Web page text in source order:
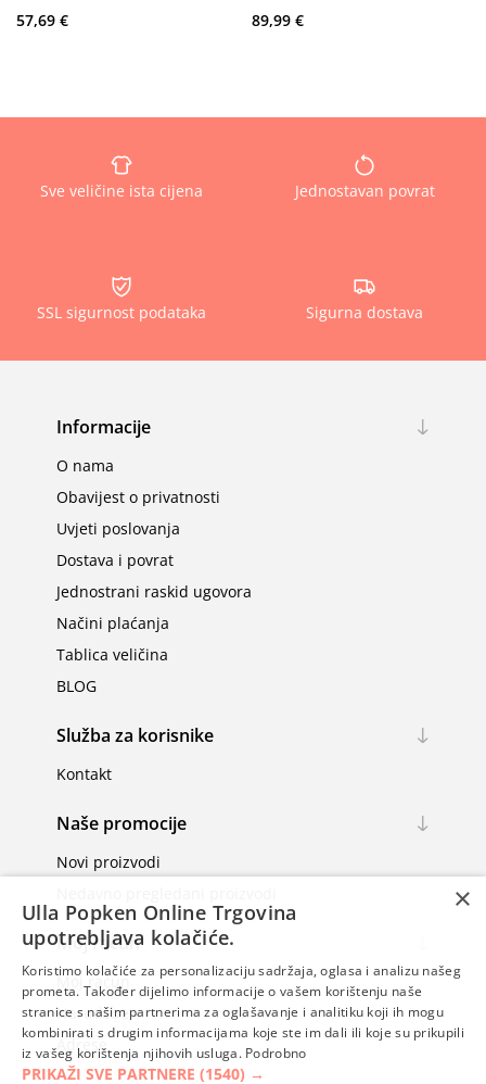
57,69 €
89,99 €
Sve veličine ista cijena Jednostavan povrat
SSL sigurnost podataka Sigurna dostava
Informacije
O nama
Obavijest o privatnosti
Uvjeti poslovanja
Dostava i povrat
Jednostrani raskid ugovora
Načini plaćanja
Tablica veličina
BLOG
Služba za korisnike
Kontakt
Naše promocije
Novi proizvodi
Moj račun
Moj račun
Narudžbe
Adrese
×
Ulla Popken Online Trgovina
upotrebljava kolačiće.
Koristimo kolačiće za personalizaciju sadržaja, oglasa i analizu našeg
prometa. Također dijelimo informacije o vašem korištenju naše
stranice s našim partnerima za oglašavanje i analitiku koji ih mogu
kombinirati s drugim informacijama koje ste im dali ili koje su prikupili
iz vašeg korištenja njihovih usluga. Podrobno
PRIKAŽI SVE PARTNERE (1540) →